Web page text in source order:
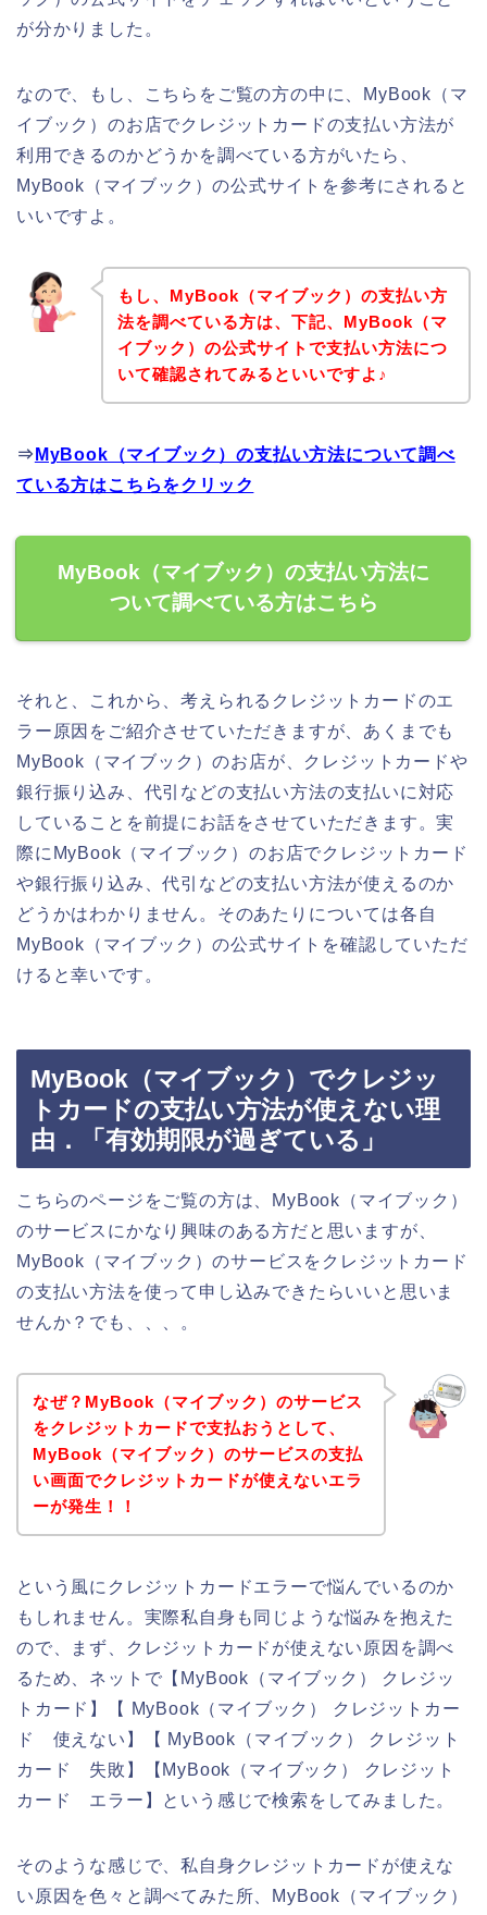
が分かりました。
なので、もし、こちらをご覧の方の中に、MyBook（マ
イブック）のお店でクレジットカードの支払い方法が
利用できるのかどうかを調べている方がいたら、
MyBook（マイブック）の公式サイトを参考にされると
いいですよ。
もし、MyBook（マイブック）の支払い方
法を調べている方は、下記、MyBook（マ
イブック）の公式サイトで支払い方法につ
いて確認されてみるといいですよ♪
⇒ MyBook（マイブック）の支払い方法について調べ
ている方はこちらをクリック
MyBook（マイブック）の支払い方法に
ついて調べている方はこちら
それと、これから、考えられるクレジットカードのエ
ラー原因をご紹介させていただきますが、あくまでも
MyBook（マイブック）のお店が、クレジットカードや
銀行振り込み、代引などの支払い方法の支払いに対応
していることを前提にお話をさせていただきます。実
際にMyBook（マイブック）のお店でクレジットカード
や銀行振り込み、代引などの支払い方法が使えるのか
どうかはわかりません。そのあたりについては各自
MyBook（マイブック）の公式サイトを確認していただ
けると幸いです。
MyBook（マイブック）でクレジッ
トカードの支払い方法が使えない理
由．「有効期限が過ぎている」
こちらのページをご覧の方は、MyBook（マイブック）
のサービスにかなり興味のある方だと思いますが、
MyBook（マイブック）のサービスをクレジットカード
の支払い方法を使って申し込みできたらいいと思いま
せんか？でも、、、。
なぜ？MyBook（マイブック）のサービス
をクレジットカードで支払おうとして、
MyBook（マイブック）のサービスの支払
い画面でクレジットカードが使えないエラ
ーが発生！！
という風にクレジットカードエラーで悩んでいるのか
もしれません。実際私自身も同じような悩みを抱えた
ので、まず、クレジットカードが使えない原因を調べ
るため、ネットで【MyBook（マイブック） クレジッ
トカード】【 MyBook（マイブック） クレジットカー
ド 使えない】【 MyBook（マイブック） クレジット
カード 失敗】【MyBook（マイブック） クレジット
カード エラー】という感じで検索をしてみました。
そのような感じで、私自身クレジットカードが使えな
い原因を色々と調べてみた所、MyBook（マイブック）